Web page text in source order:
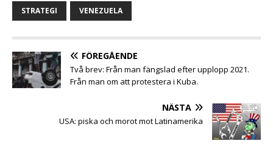
b
o
t
e
s
A
n
r
STRATEGI VENEZUELA
FÖREGÅENDE
Två brev: Från man fängslad efter upplopp 2021.
Från man om att protestera i Kuba.
NÄSTA
USA: piska och morot mot Latinamerika